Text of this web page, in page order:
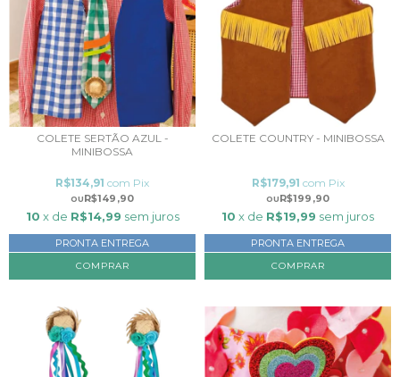
COLETE SERTÃO AZUL -
MINIBOSSA
R$149,90
R$134,91 com Pix
10 x de R$14,99 sem juros
PRONTA ENTREGA
COLETE COUNTRY - MINIBOSSA
R$199,90
R$179,91 com Pix
10 x de R$19,99 sem juros
PRONTA ENTREGA